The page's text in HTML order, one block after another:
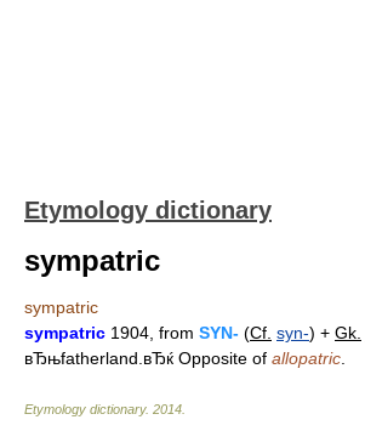
Etymology dictionary
sympatric
sympatric
sympatric 1904, from SYN- (Cf. syn-) + Gk.
вЂњfatherland.вЂќ Opposite of allopatric
Etymology dictionary. 2014